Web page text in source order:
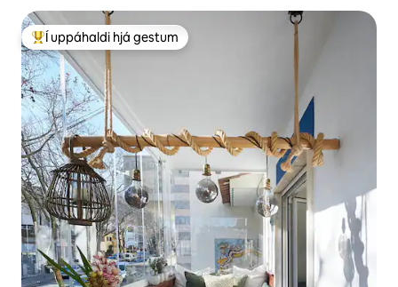
Í mestu uppáhaldi hjá gestum
Í uppáhaldi hjá gestum